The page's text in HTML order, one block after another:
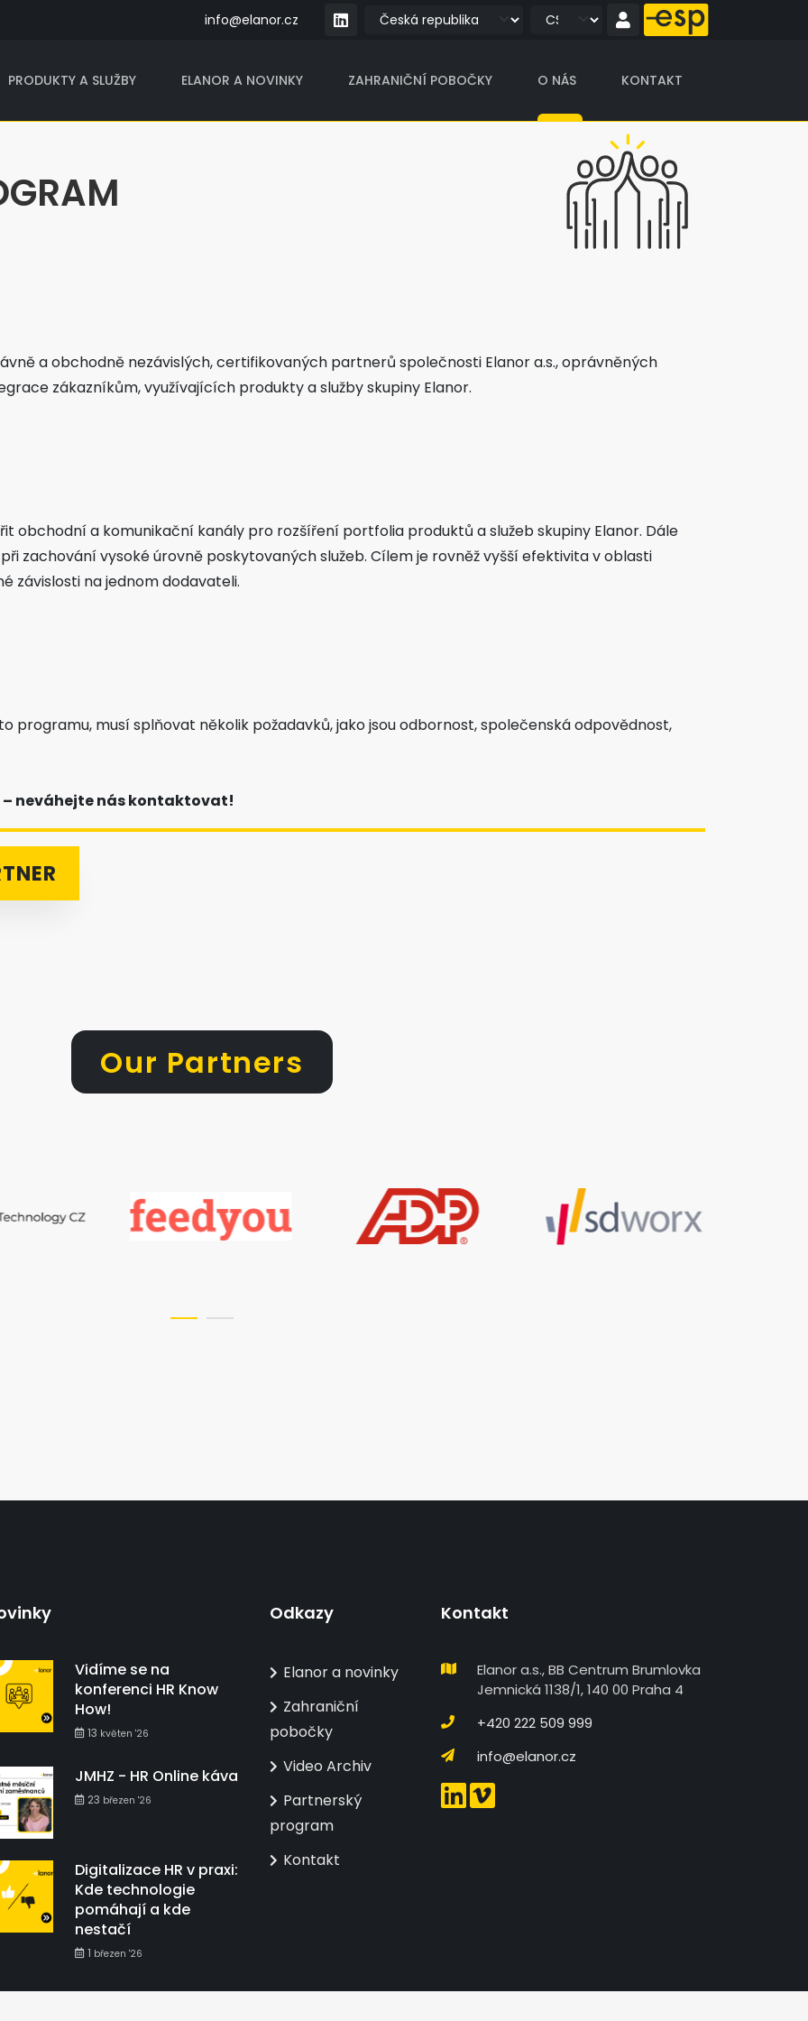
info@elanor.cz
PRODUKTY A SLUŽBY ELANOR A NOVINKY ZAHRANIČNÍ POBOČKY O NÁS KONTAKT
a obchodně nezávislých, certifikovaných partnerů společnosti Elanor a.s., oprávněných
zákazníkům, využívajících produkty a služby skupiny Elanor.
obchodní a komunikační kanály pro rozšíření portfolia produktů a služeb skupiny Elanor. Dále
zachování vysoké úrovně poskytovaných služeb. Cílem je rovněž vyšší efektivita v oblasti
závislosti na jednom dodavateli.
programu, musí splňovat několik požadavků, jako jsou odbornost, společenská odpovědnost,
neváhejte nás kontaktovat!
Our Partners
Vidíme se na
konferenci HR Know
How!
13 květen '26
JMHZ - HR Online káva
23 březen '26
Digitalizace HR v praxi:
Kde technologie
pomáhají a kde
nestačí
1 březen '26
Odkazy
Elanor a novinky
Zahraniční
pobočky
Video Archiv
Partnerský
program
Kontakt
Kontakt
Elanor a.s., BB Centrum Brumlovka
Jemnická 1138/1, 140 00 Praha 4
+420 222 509 999
info@elanor.cz